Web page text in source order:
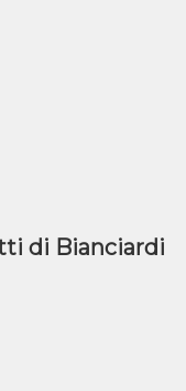
di Bianciardi